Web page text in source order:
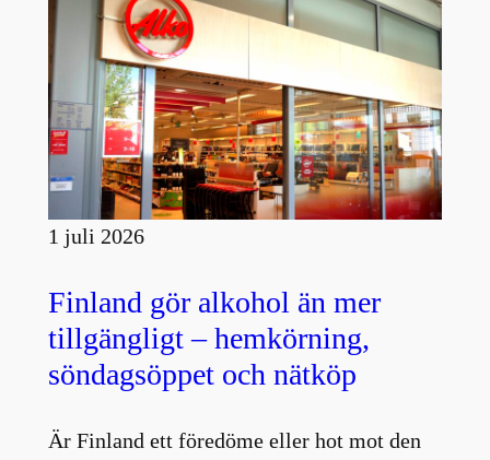
1 juli 2026
Finland gör alkohol än mer
tillgängligt – hemkörning,
söndagsöppet och nätköp
Är Finland ett föredöme eller hot mot den